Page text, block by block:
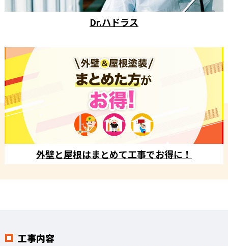
Dr.ハドラス
外壁と屋根はまとめて工事でお得に！
工事内容